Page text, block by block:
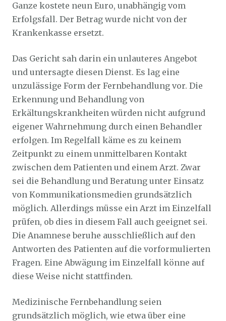
Ganze kostete neun Euro, unabhängig vom
Erfolgsfall. Der Betrag wurde nicht von der
Krankenkasse ersetzt.
Das Gericht sah darin ein unlauteres Angebot
und untersagte diesen Dienst. Es lag eine
unzulässige Form der Fernbehandlung vor. Die
Erkennung und Behandlung von
Erkältungskrankheiten würden nicht aufgrund
eigener Wahrnehmung durch einen Behandler
erfolgen. Im Regelfall käme es zu keinem
Zeitpunkt zu einem unmittelbaren Kontakt
zwischen dem Patienten und einem Arzt. Zwar
sei die Behandlung und Beratung unter Einsatz
von Kommunikationsmedien grundsätzlich
möglich. Allerdings müsse ein Arzt im Einzelfall
prüfen, ob dies in diesem Fall auch geeignet sei.
Die Anamnese beruhe ausschließlich auf den
Antworten des Patienten auf die vorformulierten
Fragen. Eine Abwägung im Einzelfall könne auf
diese Weise nicht stattfinden.
Medizinische Fernbehandlung seien
grundsätzlich möglich, wie etwa über eine